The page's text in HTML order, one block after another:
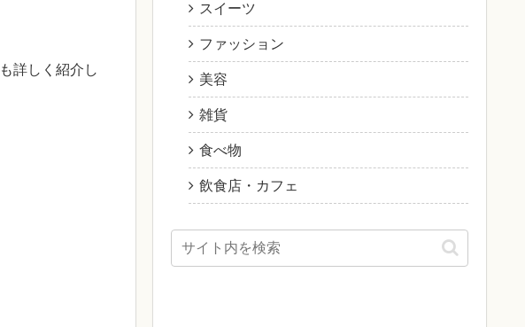
も詳しく紹介し
スイーツ
ファッション
美容
雑貨
食べ物
飲食店・カフェ